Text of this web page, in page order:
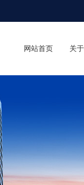
网站首页 关